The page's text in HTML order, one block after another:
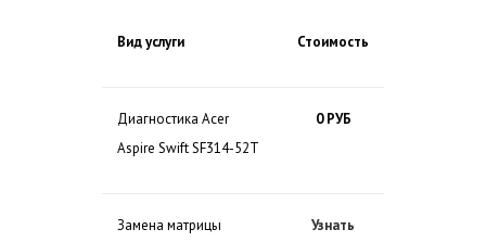
Вид услуги Стоимость
Диагностика Acer
Aspire Swift SF314-52T
0 РУБ
Замена матрицы
Узнать